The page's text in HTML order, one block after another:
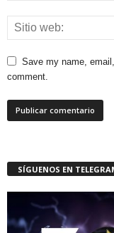
Save my name,
comment.
SÍGUENOS EN